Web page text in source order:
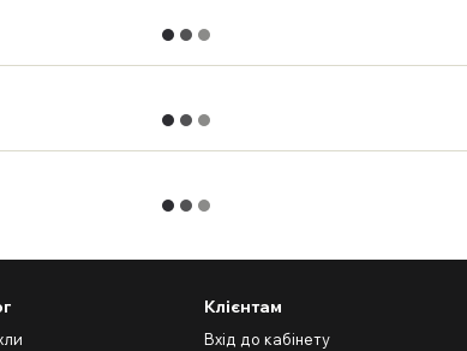
Клієнтам
Вхід до кабінету